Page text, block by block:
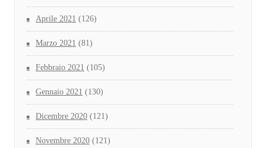
Aprile 2021 (126)
Marzo 2021 (81)
Febbraio 2021 (105)
Gennaio 2021 (130)
Dicembre 2020 (121)
Novembre 2020 (121)